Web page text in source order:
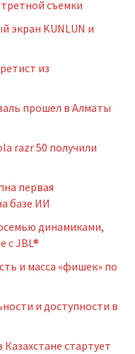
съемки
экран KUNLUN и
из
прошел в Алматы
razr 50 получили
первая
базе ИИ
динамиками,
с JBL®
и масса «фишек» по
и доступности в
стартует